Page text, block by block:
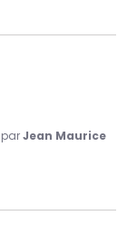
parJean Maurice